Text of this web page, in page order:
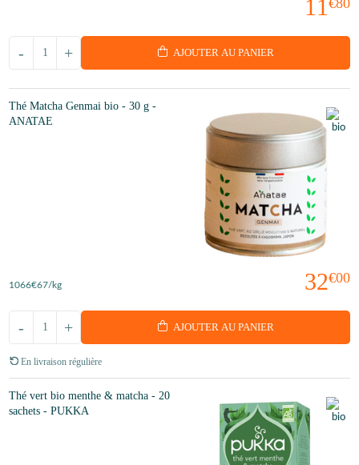
11
+
- AJOUTER AU PANIER
Thé Matcha Genmai bio - 30 g -
ANATAE
32€00
1066€67/kg
+
- AJOUTER AU PANIER
En livraison régulière
Thé vert bio menthe & matcha - 20
sachets - PUKKA